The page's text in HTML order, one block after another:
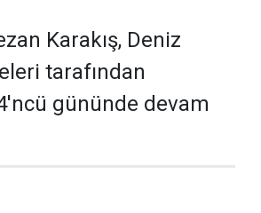
Karakış, Deniz
tarafından
gününde devam